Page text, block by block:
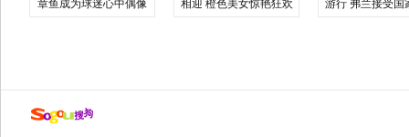
章鱼成为球迷心中偶像
相迎 橙色美女惊艳狂欢
游行 弗兰接受国